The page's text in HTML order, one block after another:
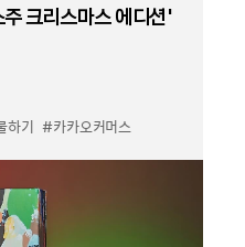
크리스마스 에디션’
하기 #카카오커머스